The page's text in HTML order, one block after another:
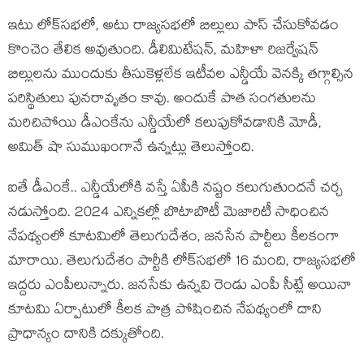
ఇటు లోక్‌సభలో, అటు రాజ్యసభలో బిల్లులు పాస్ చేసుకోవడం
కొంచెం తేలిక అవుతుంది. డీలిమిటేషన్, మహిళా రిజర్వేషన్
బిల్లులను ముందుకు తీసుకెళ్లలేక ఇటీవల ఎన్డీయే వెనక్కి తగ్గాల్సిన
పరిస్థితులు పునరావృతం కావు. అందుకే పాత సంగతులను
మరిచిపోయి డీఎంకేను ఎన్డీయేలో కలుపుకోవడానికి మోడీ,
అమిత్ షా సుముఖంగానే ఉన్నట్లు తెలుస్తోంది.
ఐతే డీఎంకే.. ఎన్డీయేలోకి వస్తే ఏపీకి నష్టం కలుగుతుందనే చర్చ
నడుస్తోంది. 2024 ఎన్నికల్లో బొటాబొటీ మెజారిటీ సాధించిన
నేపథ్యంలో కూటమిలో తెలుగుదేశం, జనసేన పార్టీలు కీలకంగా
మారాయి. తెలుగుదేశం పార్టీకి లోక్‌సభలో 16 మంది, రాజ్యసభలో
ఇద్దరు ఎంపీలున్నారు. జనసేకు ఉన్నవి రెండు ఎంపీ సీట్లే అయినా
కూటమి ఏర్పాటులో కీలక పాత్ర పోషించిన నేపథ్యంలో దాని
ప్రాధాన్యం దానికి దక్కుతోంది.